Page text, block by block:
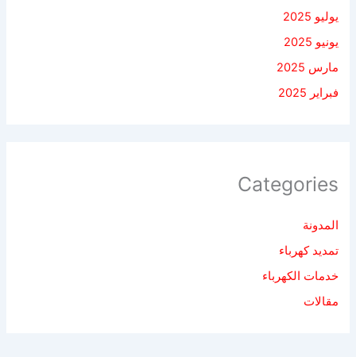
يوليو 2025
يونيو 2025
مارس 2025
فبراير 2025
Categories
المدونة
تمديد كهرباء
خدمات الكهرباء
مقالات